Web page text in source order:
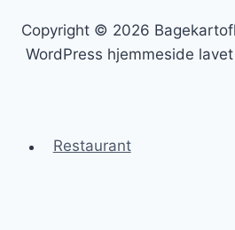
Copyright © 2026
WordPress hjemmeside
Restaurant